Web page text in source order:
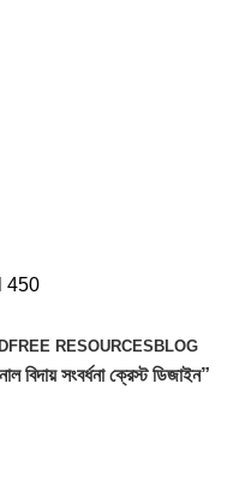
FREE RESOURCES BLOG
সংবর্ধনা ক্রেস্ট ডিজাইন”